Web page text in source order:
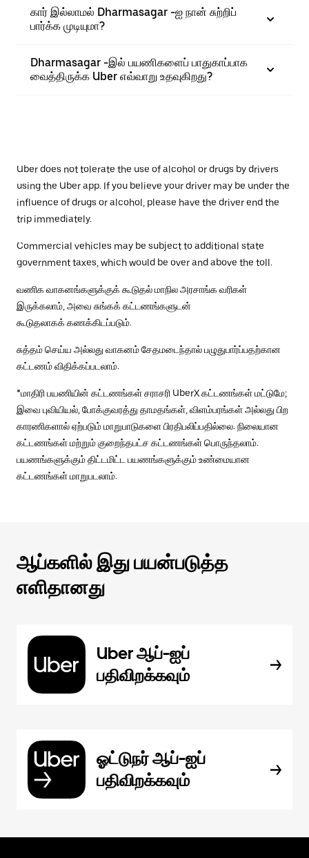
கார் இல்லாமல் Dharmasagar -ஐ நான் சுற்றிப்
பார்க்க முடியுமா?
Dharmasagar -இல் பயணிகளைப் பாதுகாப்பாக
வைத்திருக்க Uber எவ்வாறு உதவுகிறது?
Uber does not tolerate the use of alcohol or drugs by drivers
using the Uber app. If you believe your driver may be under the
influence of drugs or alcohol, please have the driver end the
trip immediately.
Commercial vehicles may be subject to additional state
government taxes, which would be over and above the toll.
வணிக வாகனங்களுக்குக் கூடுதல் மாநில அரசாங்க வரிகள்
இருக்கலாம், அவை சுங்கக் கட்டணங்களுடன்
கூடுதலாகக் கணக்கிடப்படும்.
சுத்தம் செய்ய அல்லது வாகனம் சேதமடைந்தால் பழுதுபார்ப்பதற்கான
கட்டணம் விதிக்கப்படலாம்.
*மாதிரி பயணியின் கட்டணங்கள் சராசரி UberX கட்டணங்கள் மட்டுமே;
இவை புவியியல், போக்குவரத்து தாமதங்கள், விளம்பரங்கள் அல்லது பிற
காரணிகளால் ஏற்படும் மாறுபாடுகளை பிரதிபலிப்பதில்லை. நிலையான
கட்டணங்கள் மற்றும் குறைந்தபட்ச கட்டணங்கள் பொருந்தலாம்.
பயணங்களுக்கும் திட்டமிட்ட பயணங்களுக்கும் உண்மையான
கட்டணங்கள் மாறுபடலாம்.
ஆப்களில் இது பயன்படுத்த
எளிதானது
Uber ஆப்-ஐப்
பதிவிறக்கவும்
ஓட்டுநர் ஆப்-ஐப்
பதிவிறக்கவும்